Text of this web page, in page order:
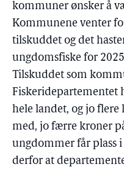
kommuner ønsker å
Kommunene venter
tilskuddet og det
ungdomsfiske for
Tilskuddet som
Fiskeridepartementet
hele landet, og jo
med, jo færre kroner
ungdommer får plass
derfor at